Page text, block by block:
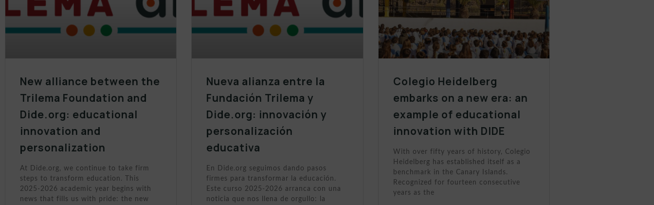
New alliance between the
Trilema Foundation and
Dide.org: educational
innovation and
personalization
At Dide.org, we continue to take firm
steps to transform education. This
2025-2026 academic year begins with
news that fills us with pride: the new
Nueva alianza entre la
Fundación Trilema y
Dide.org: innovación y
personalización
educativa
En Dide.org seguimos dando pasos
firmes para transformar la educación.
Este curso 2025-2026 arranca con una
noticia que nos llena de orgullo: la
Colegio Heidelberg
embarks on a new era: an
example of educational
innovation with DIDE
With over fifty years of history, Colegio
Heidelberg has established itself as a
benchmark in the Canary Islands.
Recognized for fourteen consecutive
years as the